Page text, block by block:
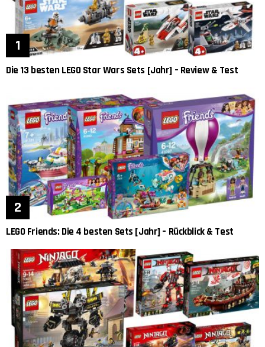
Die 13 besten LEGO Star Wars Sets [Jahr] – Review & Test
LEGO Friends: Die 4 besten Sets [Jahr] – Rückblick & Test